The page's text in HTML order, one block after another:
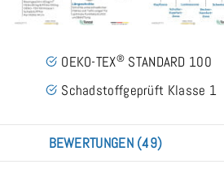
OEKO-TEX® STANDARD 100
Schadstoffgeprüft Klasse 1
BEWERTUNGEN (49)